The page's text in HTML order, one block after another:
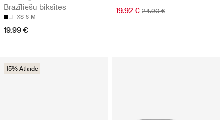
Brazīliešu biksītes
XS S M
19.99 €
19.92 € 24.90 €
15% Atlaide